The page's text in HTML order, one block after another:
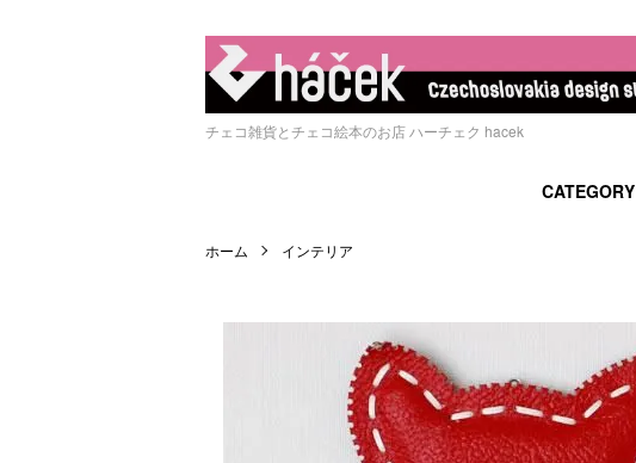
チェコ雑貨とチェコ絵本のお店 ハーチェク hacek
CATEGORY
ホーム インテリア